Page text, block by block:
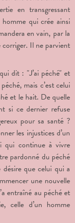
en transgressant
qui crée ainsi
en vain, par la
corriger. Il ne parvient
dit : "J’ai péché" et
mais c’est celui
et le hait. De quelle
si ce dernier refuse
pour sa santé ?
les injustices d’un
qui continue à vivre
pardonné du péché
que celui qui a
une nouvelle
entraîné au péché et
celle d’un homme